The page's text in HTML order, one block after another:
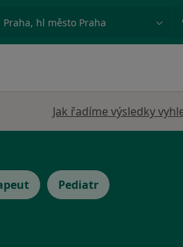
Město nebo region
Jak řadíme výsledky
Pediatr